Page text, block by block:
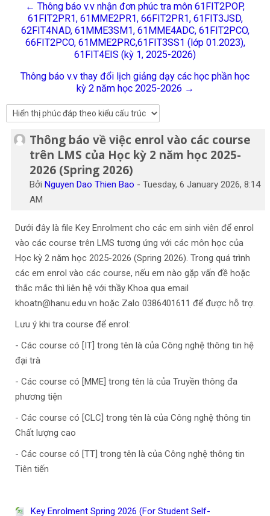
Tìm
kiếm
khoá
học
← Thông báo v.v nhận đơn phúc tra môn 61FIT2POP,
61FIT2PR1, 61MME2PR1, 66FIT2PR1, 61FIT3JSD,
62FIT4NAD, 61MME3SM1, 61MME4ADC, 61FIT2PCO,
66FIT2PCO, 61MME2PRC,61FIT3SS1 (lớp 01.2023),
61FIT4EIS (kỳ 1, 2025-2026)
Thông báo v.v thay đổi lịch giảng dạy các học phần học
kỳ 2 năm học 2025-2026 →
Thông báo về việc enrol vào các course
trên LMS của Học kỳ 2 năm học 2025-
2026 (Spring 2026)
BởiNguyen Dao Thien Bao -Tuesday, 6 January 2026, 8:14
AM
Số lượng các câu trả lời: 0
Dưới đây là file Key Enrolment cho các em sinh viên để enrol
vào các course trên LMS tương ứng với các môn học của
Học kỳ 2 năm học 2025-2026 (Spring 2026). Trong quá trình
các em enrol vào các course, nếu em nào gặp vấn đề hoặc
thắc mắc thì liên hệ với thầy Khoa qua email
khoatn@hanu.edu.vn hoặc Zalo 0386401611 để được hỗ trợ.
Lưu ý khi tra course để enrol:
- Các course có [IT] trong tên là của Công nghệ thông tin hệ
đại trà
- Các course có [MME] trong tên là của Truyền thông đa
phương tiện
- Các course có [CLC] trong tên là của Công nghệ thông tin
Chất lượng cao
- Các course có [TT] trong tên là của Công nghệ thông tin
Tiên tiến
Key Enrolment Spring 2026 (For Student Self-